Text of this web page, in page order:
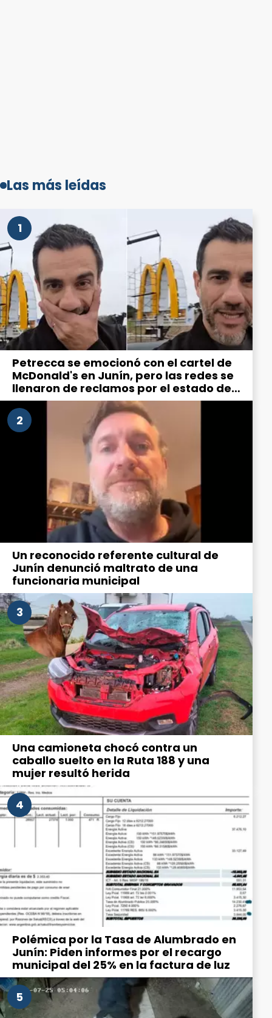
Las más leídas
1
Petrecca se emocionó con el cartel de
McDonald's en Junín, pero las redes se
llenaron de reclamos por el estado de
la ciudad
2
Un reconocido referente cultural de
Junín denunció maltrato de una
funcionaria municipal
3
Una camioneta chocó contra un
caballo suelto en la Ruta 188 y una
mujer resultó herida
4
Polémica por la Tasa de Alumbrado en
Junín: Piden informes por el recargo
municipal del 25% en la factura de luz
5